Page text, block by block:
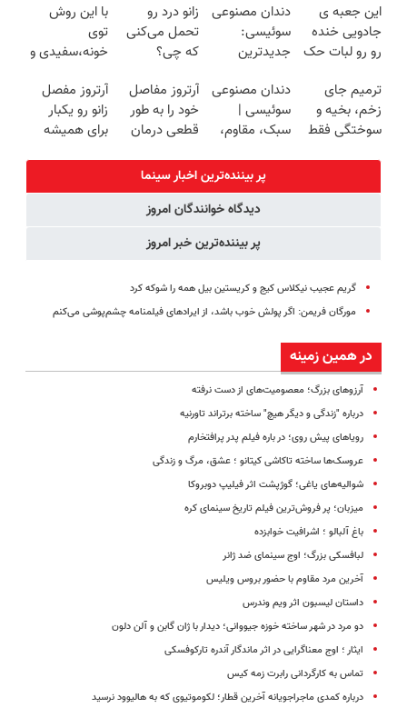
کننده خانگی
روزه ساخت!
آموزش رایگان
این جعبه ی
جادویی خنده
رو رو لبات حک
خرید40%تخفیف
دندان مصنوعی
سوئیسی:
جدیدترین
سبک و مقاوم |
پرداخت قسطی
زانو درد رو
تحمل می‌کنی
که چی؟
همین‌جاست!
با این روش
توی
خونه،سفیدی و
برگردون
(40%off)
ترمیم جای
زخم، بخیه و
سوختگی فقط
دندان مصنوعی
سوئیسی |
سبک، مقاوم،
رایگان+پرداخت
اقساطی😍
آرتروز مفاصل
خود را به طور
قطعی درمان
◗پرسش‌نامه◖
آرتروز مفصل
زانو رو یکبار
برای همیشه
پر بیننده‌ترین اخبار سینما
دیدگاه خوانندگان امروز
پر بیننده‌ترین خبر امروز
گریم عجیب نیکلاس کیج و کریستین بیل همه را شوکه کرد
مورگان فریمن: اگر پولش خوب باشد، از ایرادهای فیلمنامه چشم‌پوشی می‌کنم
در همین زمینه
آرزوهای بزرگ؛ معصومیت‌های از دست نرفته
درباره "زندگی و دیگر هیچ" ساخته برتراند تاورنیه
رویاهای پیش روی؛ در باره فیلم پدر پرافتخارم
عروسک‌ها ساخته تاکاشی کیتانو ؛ عشق، مرگ و زندگی
شوالیه‌های یاغی؛ گوژپشت اثر فیلیپ دوبروکا
میزبان؛ پر فروش‌ترین فیلم تاریخ سینمای کره
باغ آلبالو ؛ اشرافیت خوابزده
لبافسکی بزرگ؛ اوج سینمای ضد ژانر
آخرین مرد مقاوم با حضور بروس ویلیس
داستان لیسبون اثر ویم وندرس
دو مرد در شهر ساخته خوزه جیووانی؛‌ دیدار با ژان گابن و آلن دلون
ایثار ؛ اوج معناگرایی در اثر ماندگار آندره تارکوفسکی
تماس به کارگردانی رابرت زمه کیس
درباره کمدی ماجراجویانه آخرین قطار؛ لکوموتیوی که به هالیوود نرسید